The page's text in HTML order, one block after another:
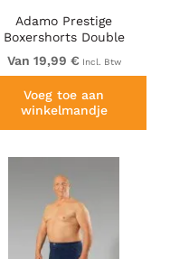
Adamo Prestige
Boxershorts Double
Ribbed White
Van 19,99 € Incl. Btw
Voeg toe aan
winkelmandje